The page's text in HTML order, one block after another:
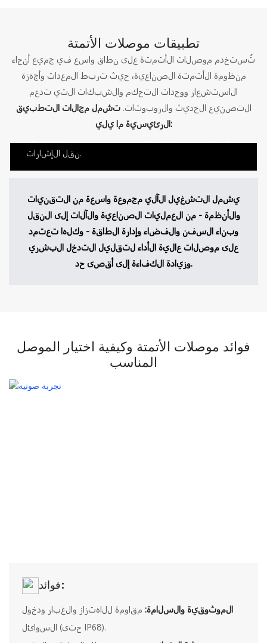
تطبيقات موصلات الأتمتة
تُستخدم موصلات الأتمتة على نطاق واسع في جميع أنحاء
منظومة الأتمتة الصناعية، حيث تربط المعدات وأجهزة
الاستشعار ووحدات التحكم والشبكات التي تدعم
التصنيع الحديث والروبوتات.تشمل مجالات التطبيق
الرئيسية ما يلي:
الروبوتات الصناعية والروبوتات التعاونية
تمكين الاتصالات المرنة بين الأذرع الروبوتية
نقل الإشارات.
يشمل التشغيل الآلي مجموعة واسعة من التقنيات
والأنظمة - من العمليات الصناعية والآلات إلى النقل
وبناء السفن والفضاء وإدارة الطاقة - وكلها تعتمد
على موصلات عالية الأداء لتقليل التدخل البشري
وزيادة الكفاءة إلى أقصى حد.
فوائد موصلات الأتمتة وكيفية اختيار الموصل
المناسب
فوائد:
الموثوقية والسلامة:مقاومة للاهتزاز والغبار ودخول
السوائل (حتى IP68).